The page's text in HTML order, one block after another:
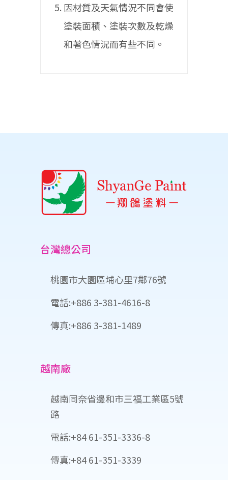
因材質及天氣情況不同會使
塗裝面積、塗裝次數及乾燥
和著色情況而有些不同。
台灣總公司
桃園市大園區埔心里7鄰76號
電話:+886 3-381-4616-8
傳真:+886 3-381-1489
越南廠
越南同奈省邊和市三福工業區5號
路
電話:+84 61-351-3336-8
傳真:+84 61-351-3339